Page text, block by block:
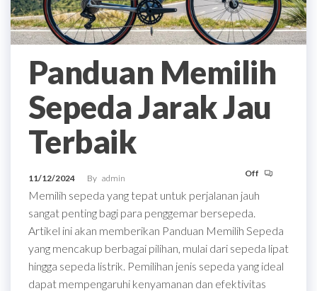
Panduan Memilih
Sepeda Jarak Jau
Terbaik
11/12/2024 By admin Off
Memilih sepeda yang tepat untuk perjalanan jauh
sangat penting bagi para penggemar bersepeda.
Artikel ini akan memberikan Panduan Memilih Sepeda
yang mencakup berbagai pilihan, mulai dari sepeda lipat
hingga sepeda listrik. Pemilihan jenis sepeda yang ideal
dapat mempengaruhi kenyamanan dan efektivitas